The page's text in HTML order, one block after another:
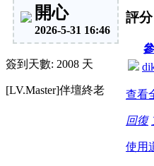
開心
2026-5-31 16:46
簽到天數: 2008 天
[LV.Master]伴壇終老
評分
查看
回復
使用